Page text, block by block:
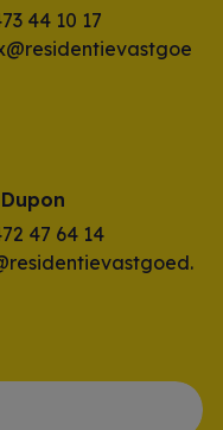
44 10 17
47 64 14